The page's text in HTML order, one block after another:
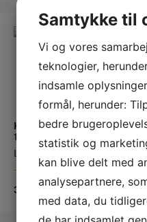
KRAFTTOP KORT 3/4″ X
1-7/16″ 6KT.
Længde: 57mm
325,00 DKK
Samtykke til
Vi og vores
teknologier,
indsamle
formål, herunder:
bedre
statistik og
kan blive delt med
analysepartnere,
med data, du